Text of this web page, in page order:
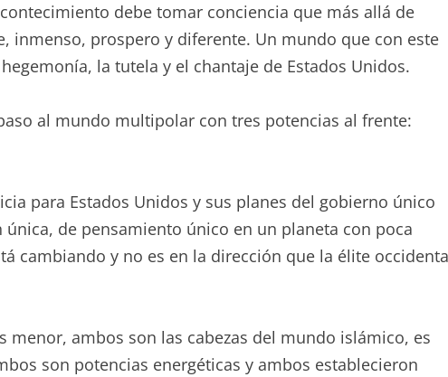
debe tomar conciencia que más allá de
inmenso, prospero y diferente. Un mundo que con este
la tutela y el chantaje de Estados Unidos.
al mundo multipolar con tres potencias al frente:
para Estados Unidos y sus planes del gobierno único
de pensamiento único en un planeta con poca
cambiando y no es en la dirección que la élite
menor, ambos son las cabezas del mundo islámico, es
son potencias energéticas y ambos establecieron